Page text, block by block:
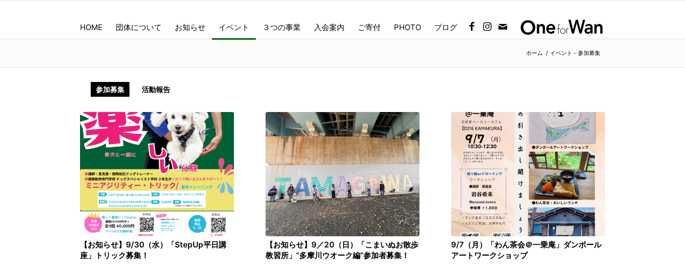
HOME 団体について お知らせ イベント ３つの事業 入会案内 ご寄付 PHOTO ブログ
ホーム / イベント－参加募集
参加募集 活動報告
【お知らせ】9/30（水）「StepUp平日講
座」トリック募集！
【お知らせ】9／20（日）「こまいぬお散歩
教習所」”多摩川ウオーク編”参加者募集！
9/7（月）「わん茶会＠一乗庵」ダンボール
アートワークショップ